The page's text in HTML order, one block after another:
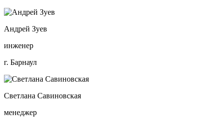
Андрей Зуев
инженер
г. Барнаул
Светлана Савиновская
менеджер